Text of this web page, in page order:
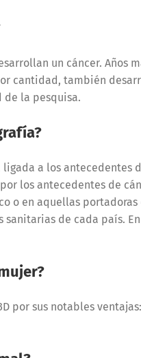
un cáncer. Años
cantidad, también
de la pesquisa.
ligada a los antecedentes
los antecedentes de
o en aquellas portadoras
de cada país.
por sus notables ventajas: